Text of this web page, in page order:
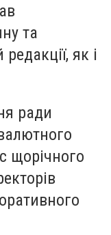
та
як і
ради
щорічного